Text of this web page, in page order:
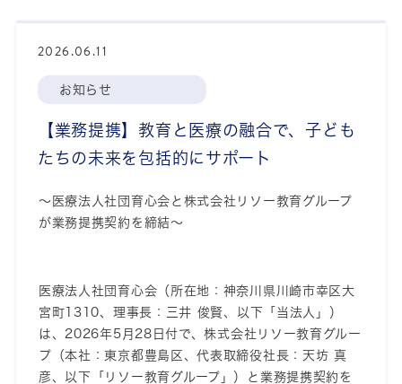
2026.06.11
お知らせ
【業務提携】教育と医療の融合で、子ども
たちの未来を包括的にサポート
～医療法人社団育心会と株式会社リソー教育グループ
が業務提携契約を締結～
医療法人社団育心会（所在地： 神奈川県川崎市幸区大
宮町 1310、理事長：三井 俊賢、以下「当法人」）
は、 2026年 5 月 28 日付で、株式会社リソー教育グルー
プ（本社：東京都豊島区、代表取締役社長：天坊 真
彦、以下「リソー教育 グループ 」）と業務提携契約を